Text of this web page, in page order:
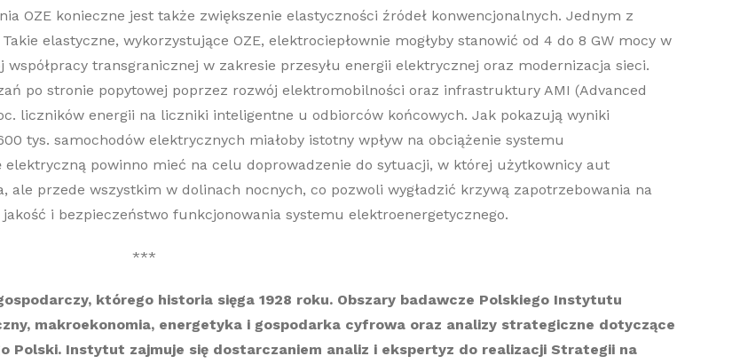
OZE konieczne jest także zwiększenie elastyczności źródeł konwencjonalnych. Jednym z
elastyczne, wykorzystujące OZE, elektrociepłownie mogłyby stanowić od 4 do 8 GW mocy w
współpracy transgranicznej w zakresie przesyłu energii elektrycznej oraz modernizacja sieci.
po stronie popytowej poprzez rozwój elektromobilności oraz infrastruktury AMI (Advanced
liczników energii na liczniki inteligentne u odbiorców końcowych. Jak pokazują wyniki
tys. samochodów elektrycznych miałobyistotny wpływ na obciążenie systemu
powinno mieć na celu doprowadzenie do sytuacji, w której użytkownicy aut
ale przede wszystkim w dolinach nocnych, co pozwoli wygładzić krzywą zapotrzebowania na
i bezpieczeństwo funkcjonowania systemu elektroenergetycznego.
***
którego historia sięga 1928 roku. Obszary badawcze Polskiego Instytutu
makroekonomia, energetyka i gospodarka cyfrowa oraz analizy strategiczne dotyczące
Polski. Instytut zajmuje się dostarczaniem analiz i ekspertyz do realizacji Strategii na